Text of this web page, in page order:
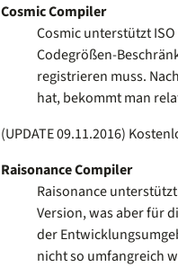
Cosmic Compiler
Cosmic unterstützt
Codegrößen-
registrieren muss.
hat, bekommt man
(UPDATE 09.11.2016)
Raisonance Compiler
Raisonance
Version, was aber für
der
nicht so umfangreich